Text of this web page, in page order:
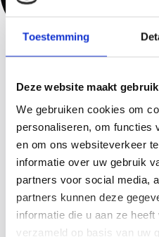
Toestemming
Deze website maakt
We gebruiken cookies om
personaliseren, om functies
en om ons websiteverkeer
informatie over uw gebruik
partners voor social media,
partners kunnen deze
informatie die u aan ze
verzameld op basis van uw
Nieuws waar
Bekijk hieronder